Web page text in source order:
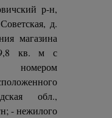
р-н,
д.
магазина
кв. м с
обл.,
- нежилого